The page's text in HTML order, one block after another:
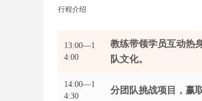
行程介绍
13:00—1
4:00
教练带领学员互动热
队文化。
14:00—1
4:30
分团队挑战项目，赢